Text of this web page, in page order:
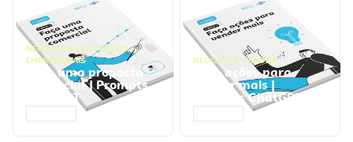
NEGÓCIOS, PROCESSOS
EMPRESARIAIS
Faça uma proposta
comercial | Prompts
ChatGPT
NEGÓCIOS, VENDAS
Faça ações para
vender mais |
Prompts ChatGPT